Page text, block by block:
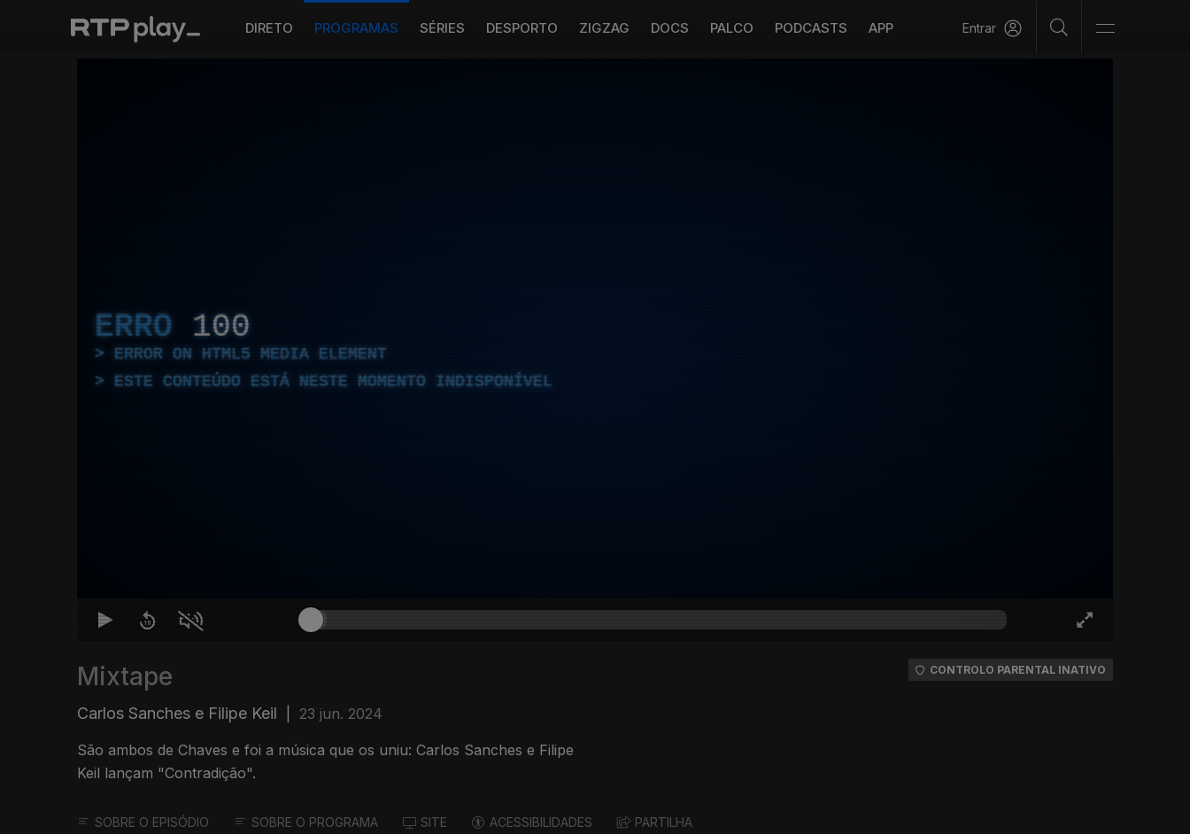
DIRETO PROGRAMAS SÉRIES DESPORTO ZIGZAG DOCS PALCO PODCASTS APP Entrar
ERRO 100
ERROR ON HTML5 MEDIA ELEMENT
ESTE CONTEÚDO ESTÁ NESTE MOMENTO INDISPONÍVEL
Mixtape
Carlos Sanches e Filipe Keil 23 jun. 2024
São ambos de Chaves e foi a música que os uniu: Carlos Sanches e Filipe
Keil lançam "Contradição".
CONTROLO PARENTAL INATIVO
SOBRE O EPISÓDIO SOBRE O PROGRAMA SITE ACESSIBILIDADES PARTILHA